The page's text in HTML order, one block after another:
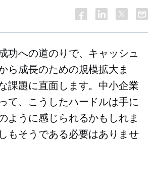
功への道のりで、キャッシュ
ら成長のための規模拡大ま
課題に直面します。中小企業
て、こうしたハードルは手に
ように感じられるかもしれま
もそうである必要はありませ